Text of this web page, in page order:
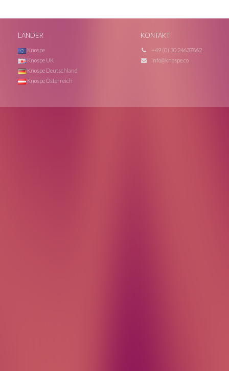
LÄNDER
Knospe
Knospe UK
Knospe Deutschland
Knospe Österreich
KONTAKT
+49 (0) 30 24637862
info@knospe.co